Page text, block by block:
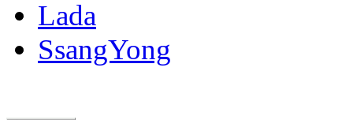
Lada
SsangYong